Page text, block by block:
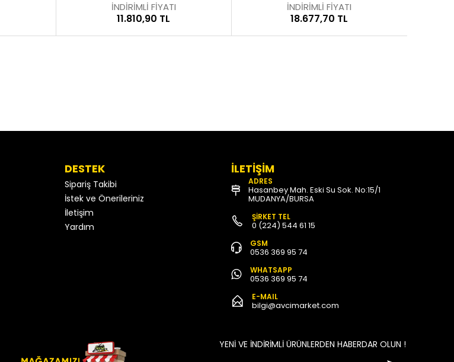
İNDİRİMLİ FİYATI
11.810,90 TL
İNDİRİMLİ FİYATI
18.677,70 TL
DESTEK
Sipariş Takibi
İstek ve Önerileriniz
İletişim
Yardım
İLETİŞİM
ADRES
Hasanbey Mah. Eski Su Sok. No:15/1
MUDANYA/BURSA
ŞİRKET TEL
0 (224) 544 61 15
GSM
0536 369 95 74
WHATSAPP
0536 369 95 74
E-MAIL
bilgi@avcimarket.com
YENİ VE İNDİRİMLİ ÜRÜNLERDEN HABERDAR OLUN !